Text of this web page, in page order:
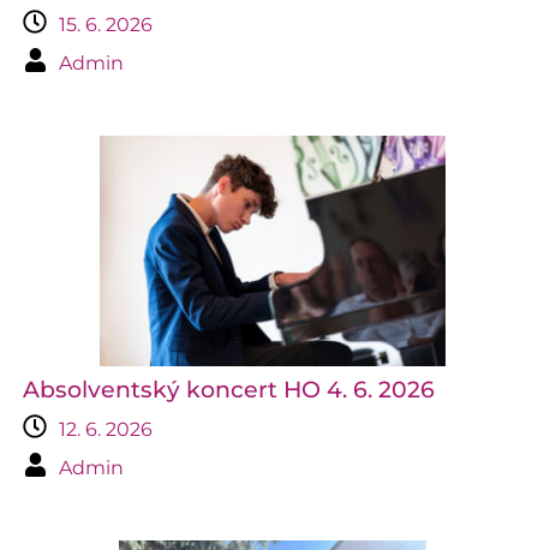
15. 6. 2026
Admin
Absolventský koncert HO 4. 6. 2026
12. 6. 2026
Admin